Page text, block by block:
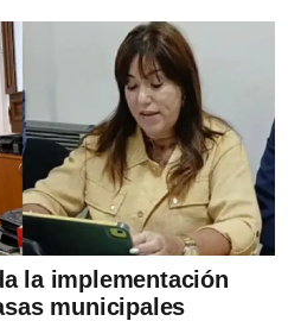
la implementación
municipales